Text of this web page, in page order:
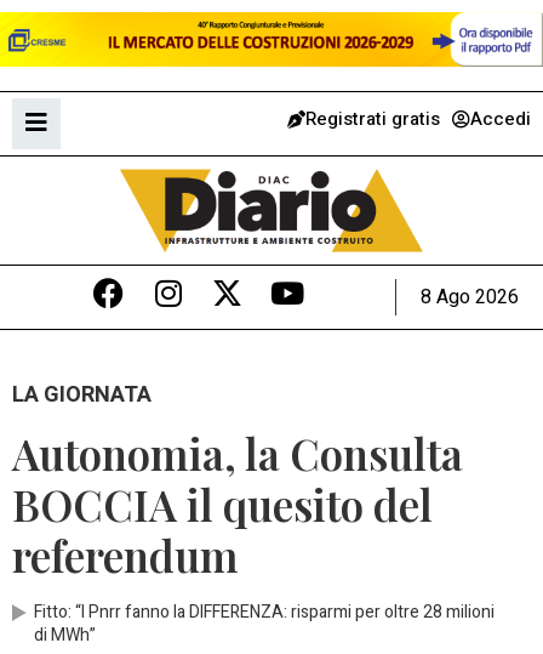
Registrati gratis Accedi
8 Ago 2026
LA GIORNATA
Autonomia, la Consulta
BOCCIA il quesito del
referendum
Fitto: “I Pnrr fanno la DIFFERENZA: risparmi per oltre 28 milioni
di MWh”